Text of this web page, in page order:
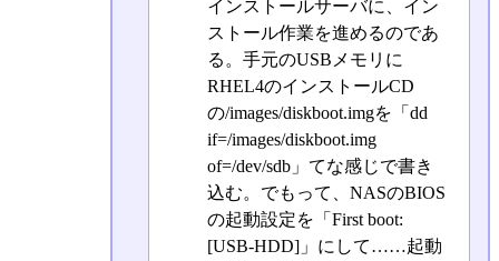
インストールサーバに、イン
ストール作業を進めるのであ
る。手元のUSBメモリに
RHEL4のインストールCD
の/images/diskboot.imgを「dd
if=/images/diskboot.img
of=/dev/sdb」てな感じで書き
込む。でもって、NASのBIOS
の起動設定を「First boot:
[USB-HDD]」にして……起動